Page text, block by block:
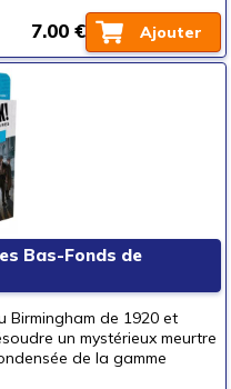
Ajouter
7.00 €
Bas-Fonds de
Birmingham de 1920 et
un mystérieux meurtre
de la gamme